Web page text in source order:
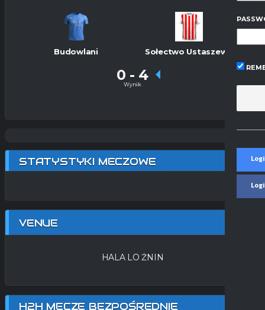
Budowlani Sołectwo Ustaszewo
0 - 4
Wynik
STATYSTYKI MECZOWE
VENUE
HALA LO ŻNIN
H2H MECZE BEZPOŚREDNIE